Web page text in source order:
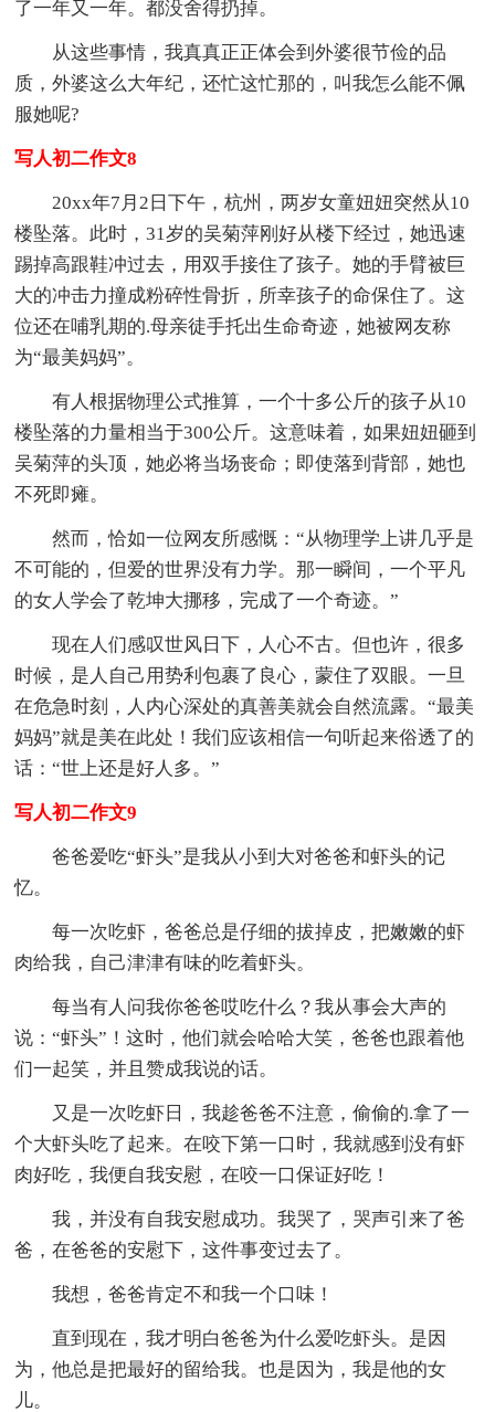
了一年又一年。都没舍得扔掉。
从这些事情，我真真正正体会到外婆很节俭的品
质，外婆这么大年纪，还忙这忙那的，叫我怎么能不佩
服她呢?
写人初二作文8
20xx年7月2日下午，杭州，两岁女童妞妞突然从10
楼坠落。此时，31岁的吴菊萍刚好从楼下经过，她迅速
踢掉高跟鞋冲过去，用双手接住了孩子。她的手臂被巨
大的冲击力撞成粉碎性骨折，所幸孩子的命保住了。这
位还在哺乳期的.母亲徒手托出生命奇迹，她被网友称
为“最美妈妈”。
有人根据物理公式推算，一个十多公斤的孩子从10
楼坠落的力量相当于300公斤。这意味着，如果妞妞砸到
吴菊萍的头顶，她必将当场丧命；即使落到背部，她也
不死即瘫。
然而，恰如一位网友所感慨：“从物理学上讲几乎是
不可能的，但爱的世界没有力学。那一瞬间，一个平凡
的女人学会了乾坤大挪移，完成了一个奇迹。”
现在人们感叹世风日下，人心不古。但也许，很多
时候，是人自己用势利包裹了良心，蒙住了双眼。一旦
在危急时刻，人内心深处的真善美就会自然流露。“最美
妈妈”就是美在此处！我们应该相信一句听起来俗透了的
话：“世上还是好人多。”
写人初二作文9
爸爸爱吃“虾头”是我从小到大对爸爸和虾头的记
忆。
每一次吃虾，爸爸总是仔细的拔掉皮，把嫩嫩的虾
肉给我，自己津津有味的吃着虾头。
每当有人问我你爸爸哎吃什么？我从事会大声的
说：“虾头”！这时，他们就会哈哈大笑，爸爸也跟着他
们一起笑，并且赞成我说的话。
又是一次吃虾日，我趁爸爸不注意，偷偷的.拿了一
个大虾头吃了起来。在咬下第一口时，我就感到没有虾
肉好吃，我便自我安慰，在咬一口保证好吃！
我，并没有自我安慰成功。我哭了，哭声引来了爸
爸，在爸爸的安慰下，这件事变过去了。
我想，爸爸肯定不和我一个口味！
直到现在，我才明白爸爸为什么爱吃虾头。是因
为，他总是把最好的留给我。也是因为，我是他的女
儿。